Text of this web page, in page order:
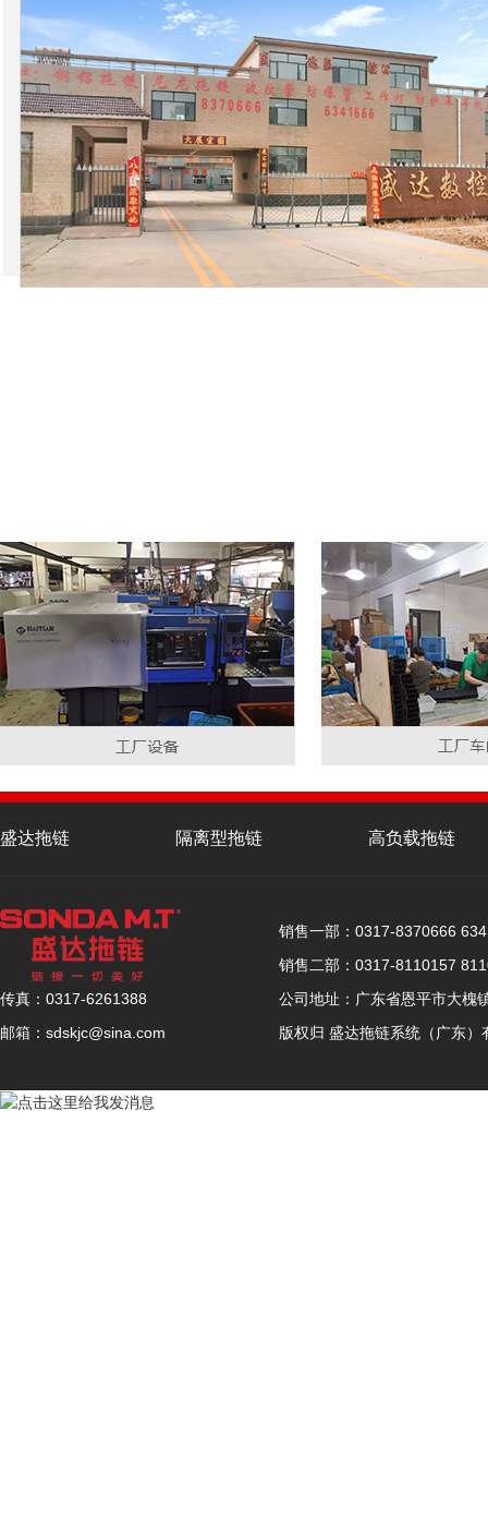
盛达拖链 隔离型拖链 高负载拖链
联系盛达
传真：0317-6261388
邮箱：sdskjc@sina.com
销售一部：0317-8370666
销售二部：0317-8110157
公司地址：广东省恩平市大槐
版权归 盛达拖链系统（广东）